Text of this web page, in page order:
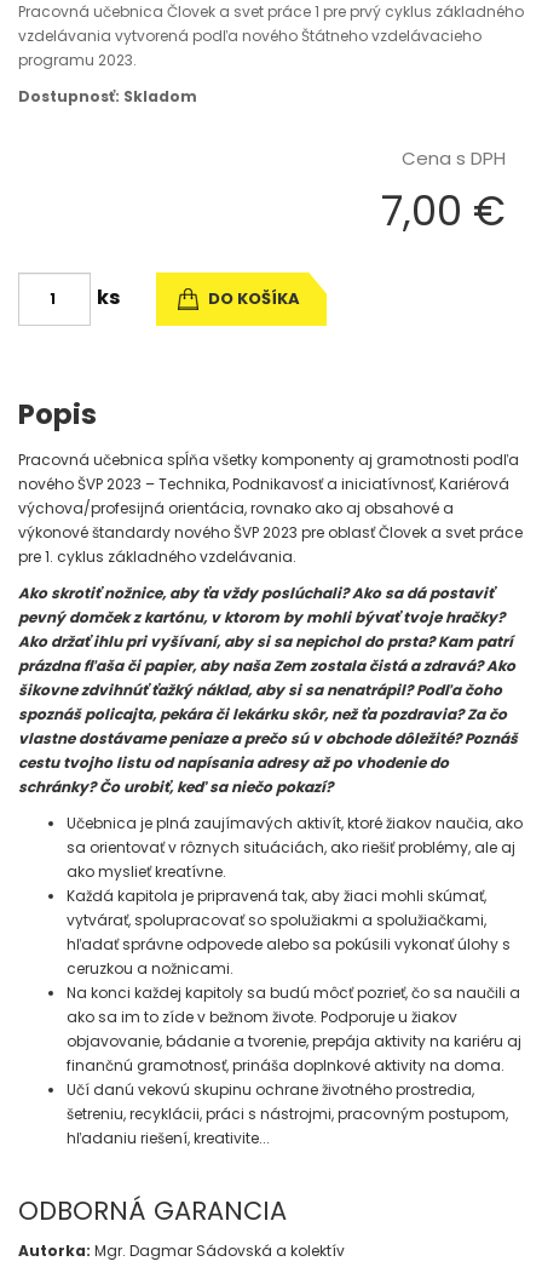
Pracovná učebnica Človek a svet práce 1 pre prvý cyklus základného
vzdelávania vytvorená podľa nového Štátneho vzdelávacieho
programu 2023.
Dostupnosť: Skladom
Cena s DPH
7,00 €
ks DO KOŠÍKA
Popis
Pracovná učebnica spĺňa všetky komponenty aj gramotnosti podľa
nového ŠVP 2023 – Technika, Podnikavosť a iniciatívnosť, Kariérová
výchova/profesijná orientácia, rovnako ako aj obsahové a
výkonové štandardy nového ŠVP 2023 pre oblasť Človek a svet práce
pre 1. cyklus základného vzdelávania.
Ako skrotiť nožnice, aby ťa vždy poslúchali? Ako sa dá postaviť
pevný domček z kartónu, v ktorom by mohli bývať tvoje hračky?
Ako držať ihlu pri vyšívaní, aby si sa nepichol do prsta? Kam patrí
prázdna fľaša či papier, aby naša Zem zostala čistá a zdravá? Ako
šikovne zdvihnúť ťažký náklad, aby si sa nenatrápil? Podľa čoho
spoznáš policajta, pekára či lekárku skôr, než ťa pozdravia? Za čo
vlastne dostávame peniaze a prečo sú v obchode dôležité? Poznáš
cestu tvojho listu od napísania adresy až po vhodenie do
schránky? Čo urobiť, keď sa niečo pokazí?
Učebnica je plná zaujímavých aktivít, ktoré žiakov naučia, ako
sa orientovať v rôznych situáciách, ako riešiť problémy, ale aj
ako myslieť kreatívne.
Každá kapitola je pripravená tak, aby žiaci mohli skúmať,
vytvárať, spolupracovať so spolužiakmi a spolužiačkami,
hľadať správne odpovede alebo sa pokúsili vykonať úlohy s
ceruzkou a nožnicami.
Na konci každej kapitoly sa budú môcť pozrieť, čo sa naučili a
ako sa im to zíde v bežnom živote. Podporuje u žiakov
objavovanie, bádanie a tvorenie, prepája aktivity na kariéru aj
finančnú gramotnosť, prináša doplnkové aktivity na doma.
Učí danú vekovú skupinu ochrane životného prostredia,
šetreniu, recyklácii, práci s nástrojmi, pracovným postupom,
hľadaniu riešení, kreativite...
ODBORNÁ GARANCIA
Autorka: Mgr. Dagmar Sádovská a kolektív